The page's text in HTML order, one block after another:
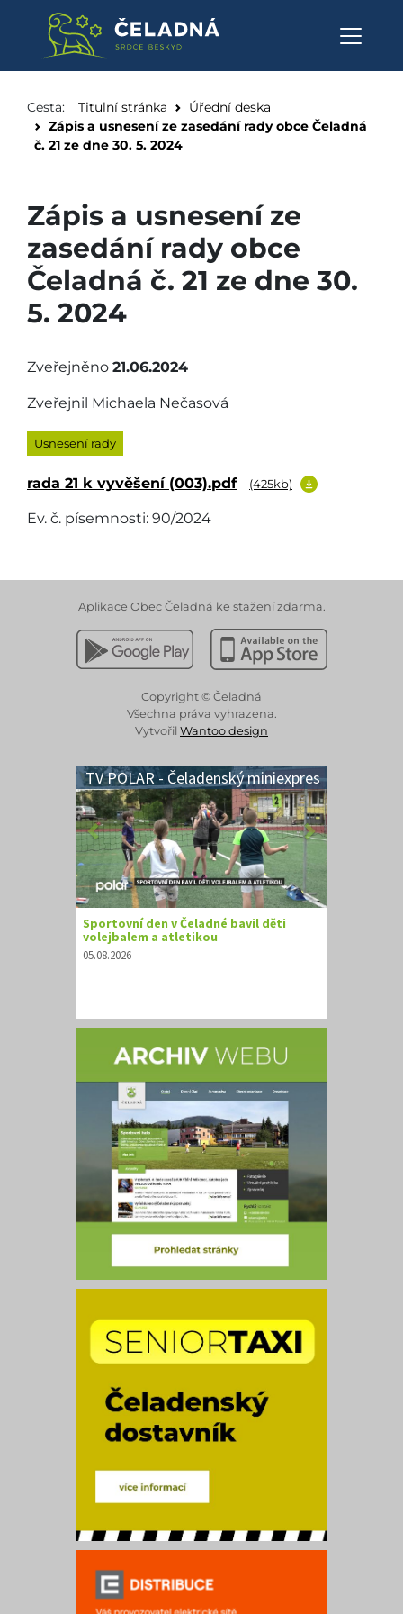
Cesta: Titulní stránka
Úřední deska
Zápis a usnesení ze zasedání rady obce Čeladná
č. 21 ze dne 30. 5. 2024
Zápis a usnesení ze
zasedání rady obce
Čeladná č. 21 ze dne 30.
5. 2024
Zveřejněno 21.06.2024
Zveřejnil Michaela Nečasová
Usnesení rady
rada 21 k vyvěšení (003).pdf (425kb)
Ev. č. písemnosti: 90/2024
Aplikace Obec Čeladná ke stažení zdarma.
Stáhnout z Google PlayStáhnout z Apple App
Copyright © Čeladná
Všechna práva vyhrazena.
Vytvořil Wantoo design